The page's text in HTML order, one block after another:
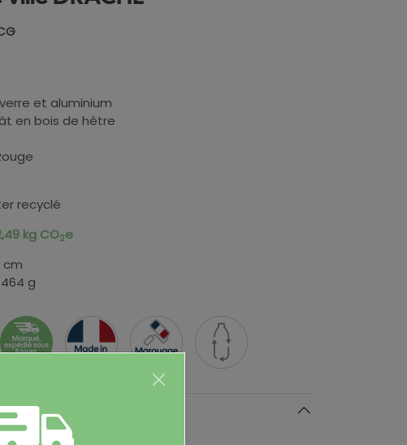
et aluminium
en bois de hêtre
recyclé
kg CO2e
cm
g